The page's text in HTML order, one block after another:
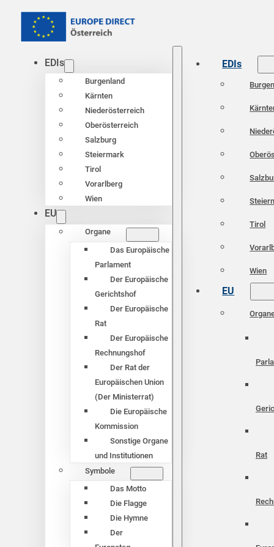
EDIs
Burgenland
Kärnten
Niederösterreich
Oberösterreich
Salzburg
Steiermark
Tirol
Vorarlberg
Wien
EU
Organe
Das Europäische
Parlament
Der Europäische
Gerichtshof
Der Europäische
Rat
Der Europäische
Rechnungshof
Der Rat der
Europäischen Union
(Der Ministerrat)
Die Europäische
Kommission
Sonstige Organe
und Institutionen
Symbole
Das Motto
Die Flagge
Die Hymne
Der
EDIs
Tirol
Wien
EU
Rat